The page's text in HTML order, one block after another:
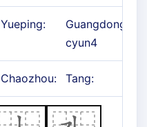
Yueping:
Guangdong:
cyun4
Chaozhou: Tang: